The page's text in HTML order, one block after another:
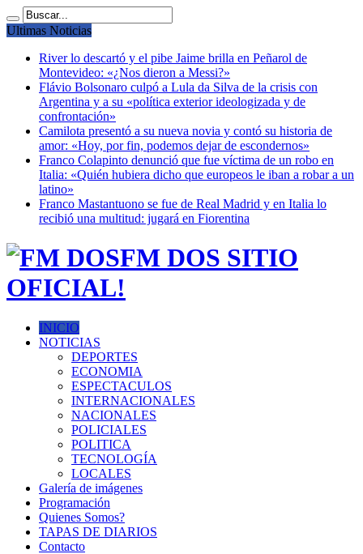
Ultimas Noticias
River lo descartó y el pibe Jaime brilla en Peñarol de
Montevideo: «¿Nos dieron a Messi?»
Flávio Bolsonaro culpó a Lula da Silva de la crisis con
Argentina y a su «política exterior ideologizada y de
confrontación»
Camilota presentó a su nueva novia y contó su historia de
amor: «Hoy, por fin, podemos dejar de escondernos»
Franco Colapinto denunció que fue víctima de un robo en
Italia: «Quién hubiera dicho que europeos le iban a robar a un
latino»
Franco Mastantuono se fue de Real Madrid y en Italia lo
recibió una multitud: jugará en Fiorentina
FM DOS SITIO
OFICIAL!
INICIO
NOTICIAS
DEPORTES
ECONOMIA
ESPECTACULOS
INTERNACIONALES
NACIONALES
POLICIALES
POLITICA
TECNOLOGÍA
LOCALES
Galería de imágenes
Programación
Quienes Somos?
TAPAS DE DIARIOS
Contacto